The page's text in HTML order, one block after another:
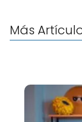
Más